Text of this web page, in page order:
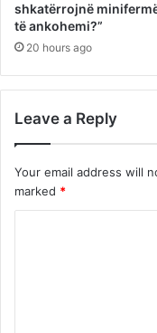
shkatërrojnë
të ankohemi?”
20 hours ago
Leave a Reply
Your email address will
marked *